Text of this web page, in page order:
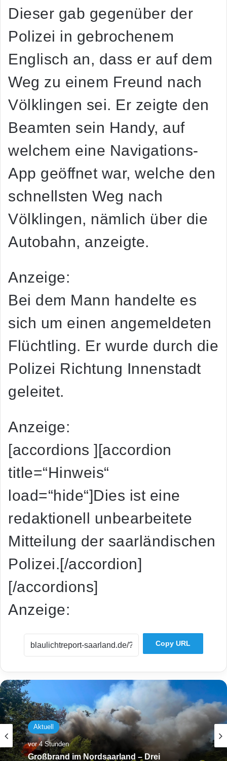
Dieser gab gegenüber der
Polizei in gebrochenem
Englisch an, dass er auf dem
Weg zu einem Freund nach
Völklingen sei. Er zeigte den
Beamten sein Handy, auf
welchem eine Navigations-
App geöffnet war, welche den
schnellsten Weg nach
Völklingen, nämlich über die
Autobahn, anzeigte.
Anzeige:
Bei dem Mann handelte es
sich um einen angemeldeten
Flüchtling. Er wurde durch die
Polizei Richtung Innenstadt
geleitet.
Anzeige:
[accordions ][accordion
title=“Hinweis“
load=“hide“]Dies ist eine
redaktionell unbearbeitete
Mitteilung der saarländischen
Polizei.[/accordion]
[/accordions]
Anzeige:
Copy URL
Aktuell
vor 4 Stunden
Großbrand im Nordsaarland – Drei